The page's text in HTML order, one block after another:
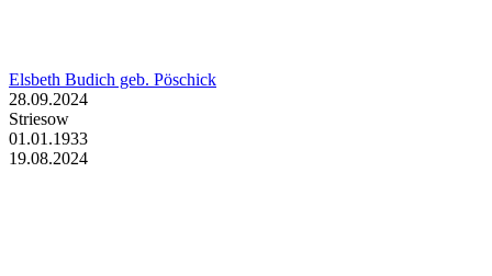
Elsbeth Budich geb. Pöschick
28.09.2024
Striesow
01.01.1933
19.08.2024